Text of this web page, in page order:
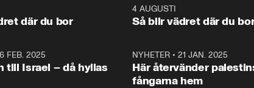
och Makten.
– Vi ställer
vara med så
1:06
där du bor
4 AUGUSTI
Så blir vädret där du
FEB. 2025
till Israel – då hyllas
NYHETER •21 JAN. 2025
Här återvänder
fångarna hem